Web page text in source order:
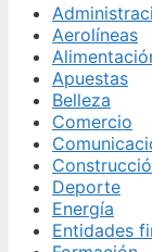
Aerolíneas
Apuestas
Belleza
Comercio
Deporte
Energía
Entidades